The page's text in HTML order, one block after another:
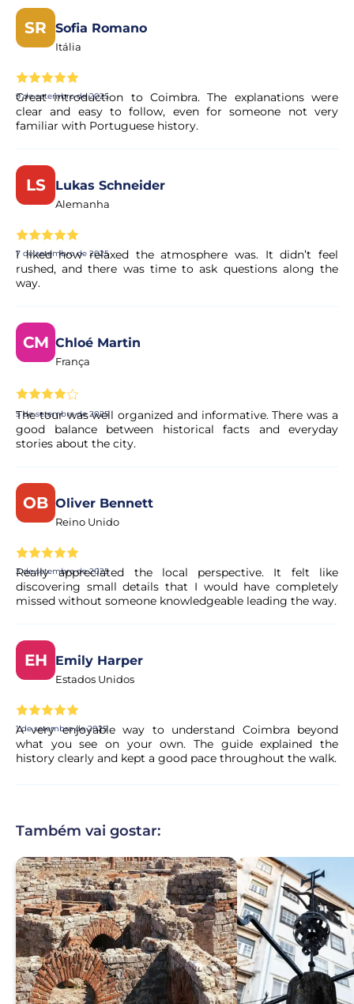
SR Sofia Romano
Itália
9 de setembro de 2025
Great introduction to Coimbra. The explanations were
clear and easy to follow, even for someone not very
familiar with Portuguese history.
LS Lukas Schneider
Alemanha
7 de setembro de 2025
I liked how relaxed the atmosphere was. It didn’t feel
rushed, and there was time to ask questions along the
way.
CM Chloé Martin
França
5 de setembro de 2025
The tour was well organized and informative. There was a
good balance between historical facts and everyday
stories about the city.
OB Oliver Bennett
Reino Unido
3 de setembro de 2025
Really appreciated the local perspective. It felt like
discovering small details that I would have completely
missed without someone knowledgeable leading the way.
EH Emily Harper
Estados Unidos
1 de setembro de 2025
A very enjoyable way to understand Coimbra beyond
what you see on your own. The guide explained the
history clearly and kept a good pace throughout the walk.
Também vai gostar: